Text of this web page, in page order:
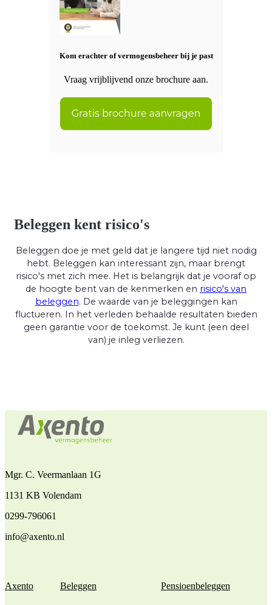
Kom erachter of vermogensbeheer bij je past
Vraag vrijblijvend onze brochure aan.
Beleggen kent risico's
Beleggen doe je met geld dat je langere tijd niet nodig
hebt. Beleggen kan interessant zijn, maar brengt
risico's met zich mee. Het is belangrijk dat je vooraf op
de hoogte bent van de kenmerken en risico's van
beleggen. De waarde van je beleggingen kan
fluctueren. In het verleden behaalde resultaten bieden
geen garantie voor de toekomst. Je kunt (een deel
van) je inleg verliezen.
Mgr. C. Veermanlaan 1G
1131 KB Volendam
0299-796061
info@axento.nl
Axento Beleggen Pensioenbeleggen